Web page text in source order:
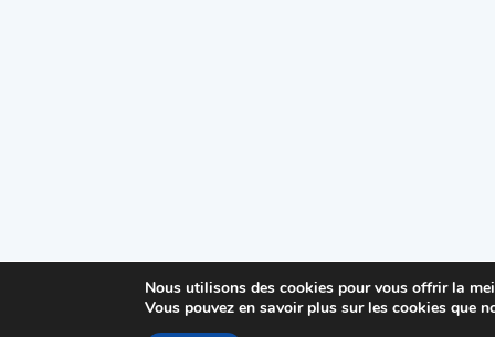
Nous utilisons des cookies pour vous offrir la
Vous pouvez en savoir plus sur les cookies que